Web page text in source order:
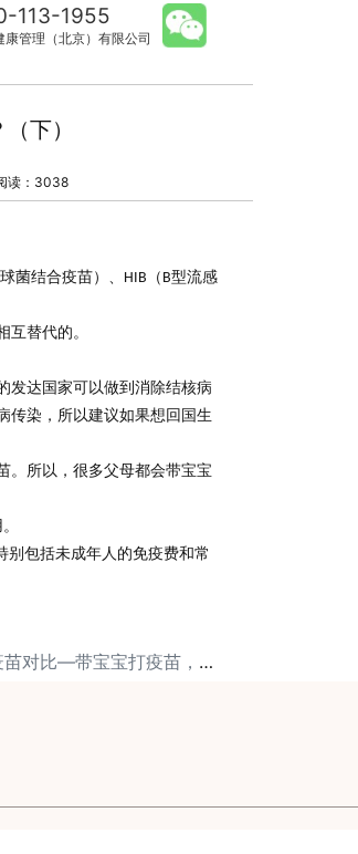
113-1955
康管理（北京）有限公司
下）
读：3038
菌结合疫苗）、 HIB （ B型流感
替代的。
发达国家可以做到消除结核病
传染，所以建议如果想 回国生
。所以，很多父母都会带宝宝
别包括未成年人的免疫费和常
下一篇: 中美疫苗对比—带宝宝打疫苗，这些你都做了吗？（上）